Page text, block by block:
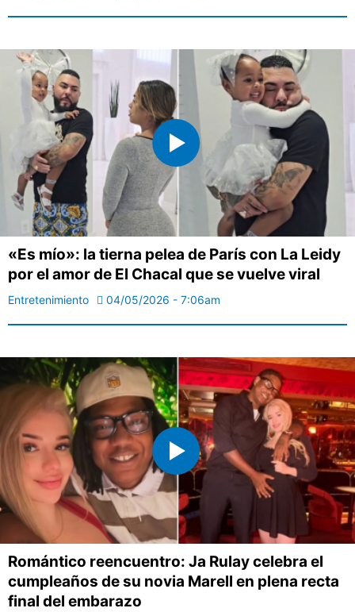
«Es mío»: la tierna pelea de París con La Leidy
por el amor de El Chacal que se vuelve viral
Entretenimiento 04/05/2026 - 7:06am
Romántico reencuentro: Ja Rulay celebra el
cumpleaños de su novia Marell en plena recta
final del embarazo